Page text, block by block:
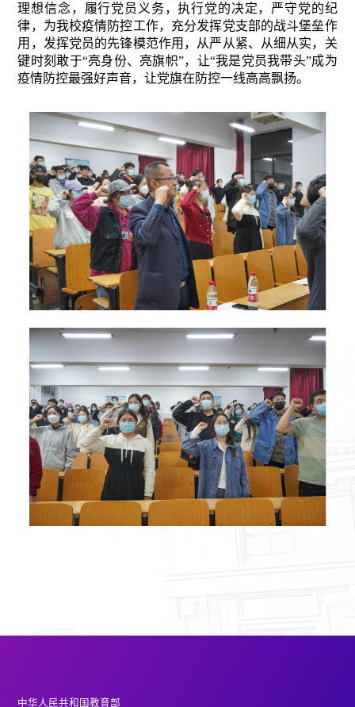
理想信念，履行党员义务，执行党的决定，严守党的纪
律，为我校疫情防控工作，充分发挥党支部的战斗堡垒作
用，发挥党员的先锋模范作用，从严从紧、从细从实，关
键时刻敢于“亮身份、亮旗帜”，让“我是党员我带头”成为
疫情防控最强好声音，让党旗在防控一线高高飘扬。
中华人民共和国教育部